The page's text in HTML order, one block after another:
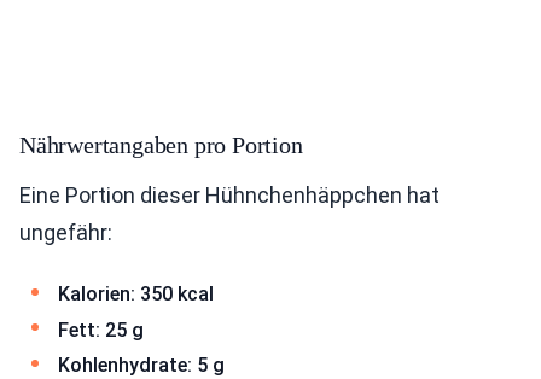
Nährwertangaben pro Portion
Eine Portion dieser Hühnchenhäppchen hat
ungefähr:
Kalorien: 350 kcal
Fett: 25 g
Kohlenhydrate: 5 g